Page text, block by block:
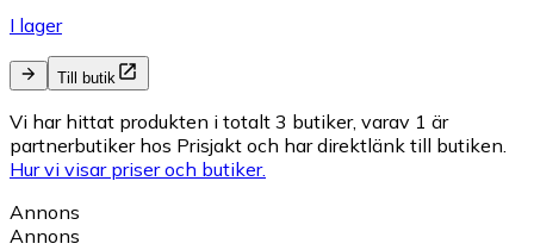
I lager
Till butik
Vi har hittat produkten i totalt 3 butiker, varav 1 är
partnerbutiker hos Prisjakt och har direktlänk till butiken.
Hur vi visar priser och butiker.
Annons
Annons